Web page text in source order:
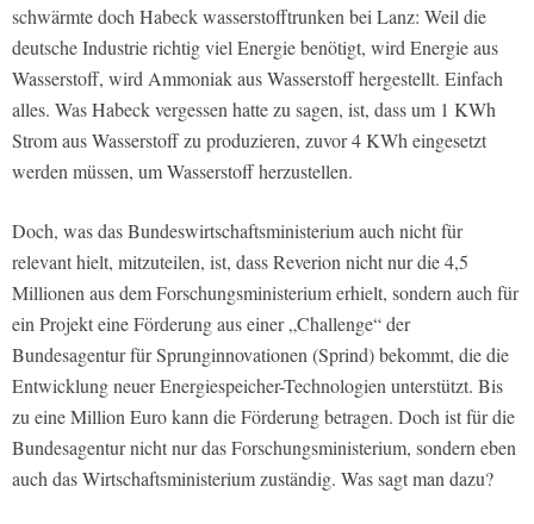
schwärmte doch Habeck wasserstofftrunken bei Lanz: Weil die
deutsche Industrie richtig viel Energie benötigt, wird Energie aus
Wasserstoff, wird Ammoniak aus Wasserstoff hergestellt. Einfach
alles. Was Habeck vergessen hatte zu sagen, ist, dass um 1 KWh
Strom aus Wasserstoff zu produzieren, zuvor 4 KWh eingesetzt
werden müssen, um Wasserstoff herzustellen.
Doch, was das Bundeswirtschaftsministerium auch nicht für
relevant hielt, mitzuteilen, ist, dass Reverion nicht nur die 4,5
Millionen aus dem Forschungsministerium erhielt, sondern auch für
ein Projekt eine Förderung aus einer „Challenge“ der
Bundesagentur für Sprunginnovationen (Sprind) bekommt, die die
Entwicklung neuer Energiespeicher-Technologien unterstützt. Bis
zu eine Million Euro kann die Förderung betragen. Doch ist für die
Bundesagentur nicht nur das Forschungsministerium, sondern eben
auch das Wirtschaftsministerium zuständig. Was sagt man dazu?